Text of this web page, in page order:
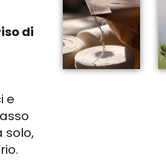
di
e
solo,